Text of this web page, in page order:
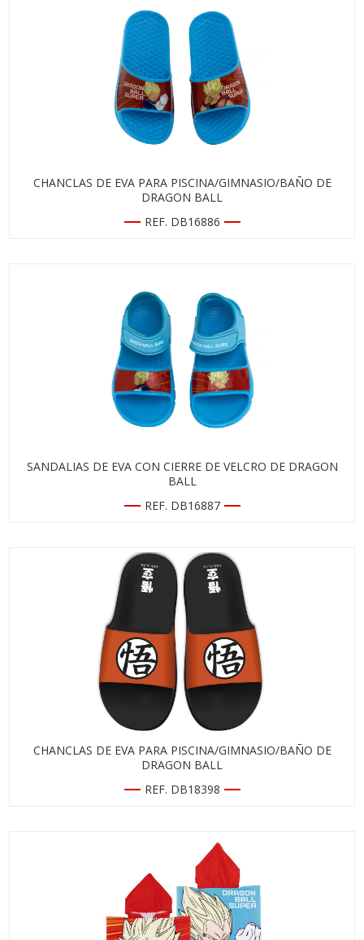
CHANCLAS DE EVA PARA PISCINA/GIMNASIO/BAÑO DE
DRAGON BALL
REF. DB16886
SANDALIAS DE EVA CON CIERRE DE VELCRO DE DRAGON
BALL
REF. DB16887
CHANCLAS DE EVA PARA PISCINA/GIMNASIO/BAÑO DE
DRAGON BALL
REF. DB18398